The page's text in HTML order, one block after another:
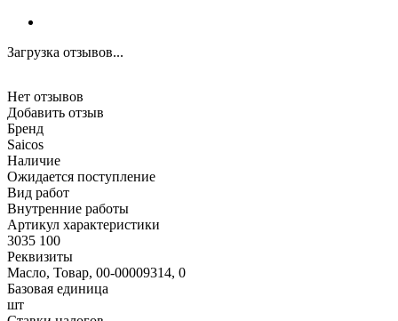
Загрузка отзывов...
Нет отзывов
Добавить отзыв
Бренд
Saicos
Наличие
Ожидается поступление
Вид работ
Внутренние работы
Артикул характеристики
3035 100
Реквизиты
Масло, Товар, 00-00009314, 0
Базовая единица
шт